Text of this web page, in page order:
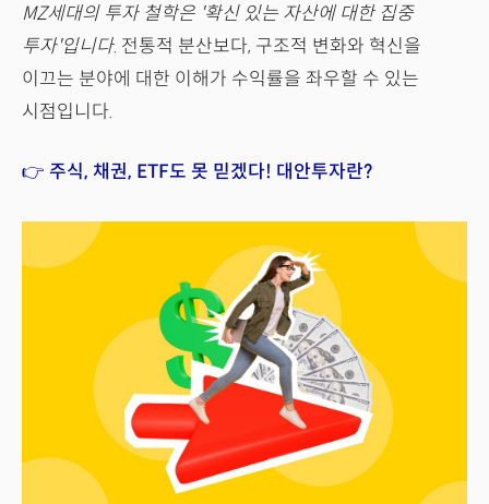
MZ세대의 투자 철학은 '확신 있는 자산에 대한 집중
투자'입니다. 전통적 분산보다, 구조적 변화와 혁신을
이끄는 분야에 대한 이해가 수익률을 좌우할 수 있는
시점입니다.
👉 주식, 채권, ETF도 못 믿겠다! 대안투자란?